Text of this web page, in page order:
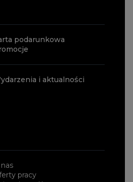
podarunkowa
i aktualności
pracy